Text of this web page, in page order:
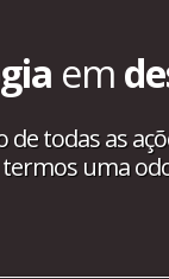
em
todas as
uma